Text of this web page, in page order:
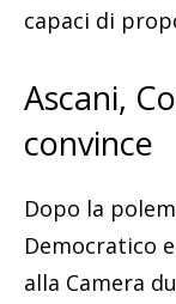
capaci di
Ascani,
convince
Dopo la
Democratico
alla Camera